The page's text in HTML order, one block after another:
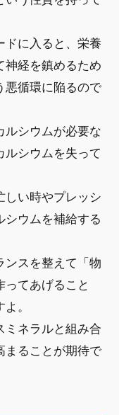
ドに入ると、栄養
神経を鎮めるため
悪循環に陥るので
ルシウムが必要な
ルシウムを失って
しい時やプレッシ
シウムを補給する
ンスを整えて「物
てあげること
。
ミネラルと組み合
まることが期待で